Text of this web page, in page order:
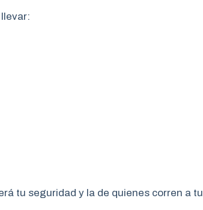
tu seguridad y la de quienes corren a tu